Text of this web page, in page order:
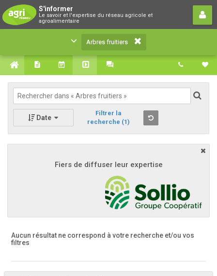
S'informer
Le savoir et l'expertise du réseau agricole et
agroalimentaire
Arbres fruitiers
Le savoir et l'expertise du réseau agricole et
agroalimentaire
Arbres fruitiers
Date
Filtrer la
recherche (1)
Fiers de diffuser leur expertise
Aucun résultat ne correspond à votre recherche et/ou vos
filtres